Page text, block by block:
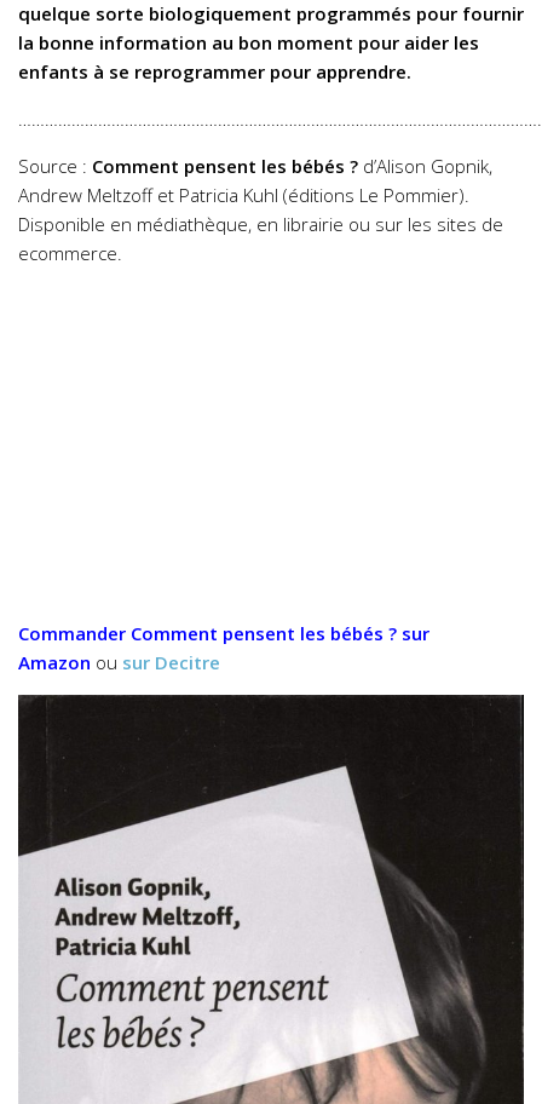
quelque sorte biologiquement programmés pour fournir
la bonne information au bon moment pour aider les
enfants à se reprogrammer pour apprendre.
Source : Comment pensent les bébés ? d’Alison Gopnik,
Andrew Meltzoff et Patricia Kuhl (éditions Le Pommier).
Disponible en médiathèque, en librairie ou sur les sites de
ecommerce.
Commander Comment pensent les bébés ? sur
Amazon ou sur Decitre